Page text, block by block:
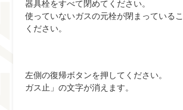
器具栓をすべて閉めてください。
使っていないガスの元栓が閉まっている
ください。
左側の復帰ボタンを押してください。
ガス止」の文字が消えます。